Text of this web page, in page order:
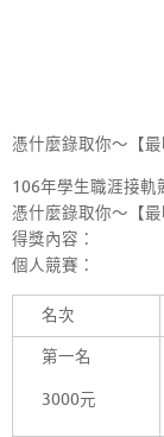
憑什麼錄取你～【
106年學生職涯接軌
憑什麼錄取你～【
得獎內容：
個人競賽：
名次
第一名
3000元